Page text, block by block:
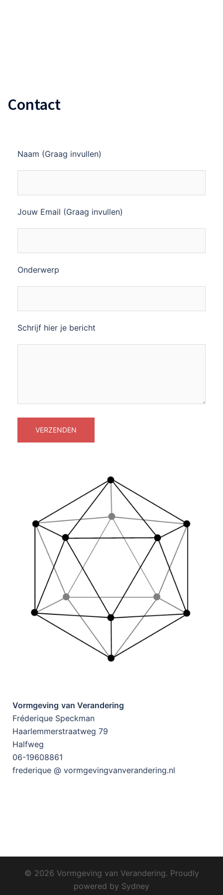
Contact
Naam (Graag invullen)
Jouw Email (Graag invullen)
Onderwerp
Schrijf hier je bericht
Vormgeving van Verandering
Fréderique Speckman
Haarlemmerstraatweg 79
Halfweg
06-19608861
frederique @ vormgevingvanverandering.nl
© 2026 Vormgeving van Verandering. Proudly
powered by Sydney